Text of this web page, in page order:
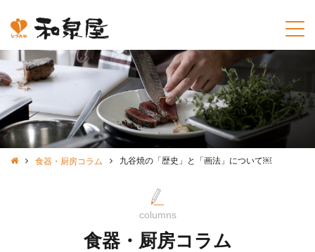
食器・厨房コラム 九谷焼の「歴史」と「画法」について￼
columns
食器・厨房コラム